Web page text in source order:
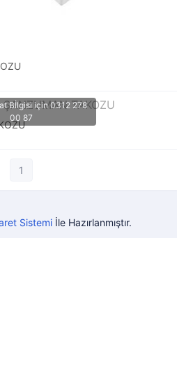
1
Sistemiİle Hazırlanmıştır.